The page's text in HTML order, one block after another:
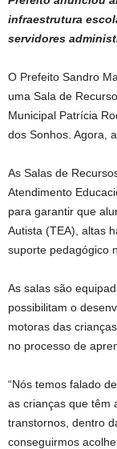
infraestrutura
servidores
O Prefeito Sandro
uma Sala de
Municipal Patrícia
dos Sonhos. Agora,
As Salas de
Atendimento
para garantir que
Autista (TEA), altas
suporte pedagógico
As salas são
possibilitam o
motoras das
no processo de
“Nós temos falado
as crianças que têm
transtornos, dentro
conseguirmos